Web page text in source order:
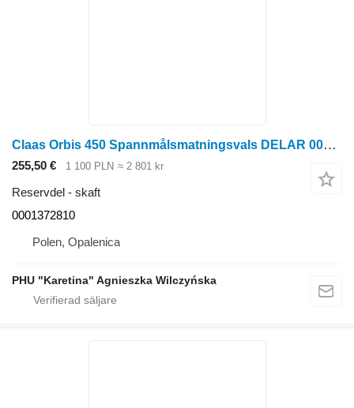
Claas Orbis 450 Spannmålsmatningsvals DELAR 0001372810 00 0137 2 skaft till Claas Orbis 450 radoberoende skärbord för majsskörd
255,50 € 1 100 PLN ≈ 2 801 kr
Reservdel - skaft
0001372810
Polen, Opalenica
PHU "Karetina" Agnieszka Wilczyńska